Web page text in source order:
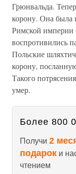
Грюнвальда.
корону. Она была
Римской
воспротивились
Польские
корону,
Такого
умер.
Более 800
Получи 2
подарок и
чтением